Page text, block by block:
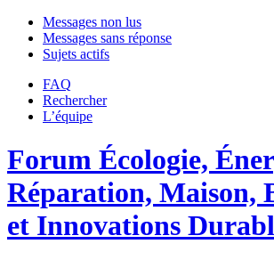
Messages non lus
Messages sans réponse
Sujets actifs
FAQ
Rechercher
L’équipe
Forum Écologie,
Réparation, Maison,
et Innovations